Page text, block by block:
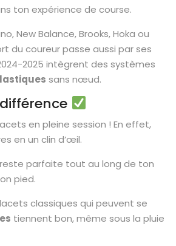
ton expérience de course.
New Balance, Brooks, Hoka ou
du coureur passe aussi par ses
2025 intègrent des systèmes
sans nœud.
en pleine session ! En effet,
en un clin d’œil.
parfaite tout au long de ton
pied.
classiques qui peuvent se
tiennent bon, même sous la pluie